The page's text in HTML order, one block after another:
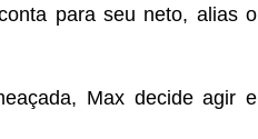
para seu neto, alias o
Max decide agir e